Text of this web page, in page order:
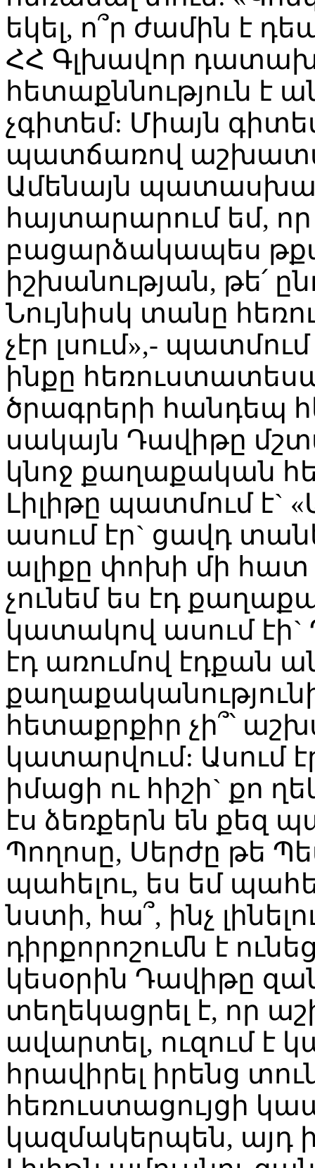
եկել, ո՞ր ժամին է
ՀՀ Գլխավոր
հետաքննություն է
չգիտեմ: Միայն
պատճառով
Ամենայն
հայտարարում եմ,
բացարձակապես
իշխանության, թե՛
Նույնիսկ տանը
չէր լսում»,-
ինքը
ծրագրերի հանդեպ
սակայն Դավիթը
կնոջ քաղաքական
Լիլիթը պատմում է`
ասում էր` ցավդ
ալիքը փոխի մի հատ
չունեմ ես էդ
կատակով ասում էի`
էդ առումով էդքան
հետաքրքիր չի՞՝
կատարվում: Ասում
իմացի ու հիշի` քո
էս ձեռքերն են քեզ
Պողոսը, Սերժը թե
պահելու, ես եմ
նստի, հա՞, ինչ
դիրքորոշումն է
կեսօրին Դավիթը
տեղեկացրել է, որ
ավարտել, ուզում է
հրավիրել իրենց
հեռուստացույցի
կազմակերպեն, այդ